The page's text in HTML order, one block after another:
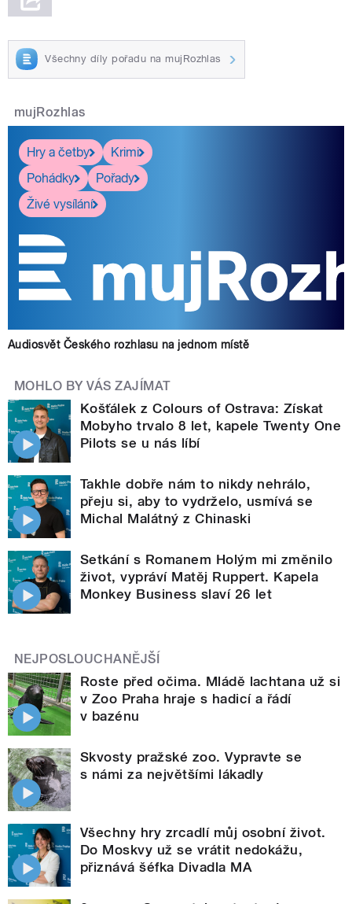
Všechny díly pořadu na mujRozhlas
mujRozhlas
Hry a četby
Krimi
Pohádky
Pořady
Živé vysílání
Audiosvět Českého rozhlasu na jednom místě
MOHLO BY VÁS ZAJÍMAT
Košťálek z Colours of Ostrava: Získat
Mobyho trvalo 8 let, kapele Twenty One
Pilots se u nás líbí
Takhle dobře nám to nikdy nehrálo,
přeju si, aby to vydrželo, usmívá se
Michal Malátný z Chinaski
Setkání s Romanem Holým mi změnilo
život, vypráví Matěj Ruppert. Kapela
Monkey Business slaví 26 let
NEJPOSLOUCHANĚJŠÍ
Roste před očima. Mládě lachtana už si
v Zoo Praha hraje s hadicí a řádí
v bazénu
Skvosty pražské zoo. Vypravte se
s námi za největšími lákadly
Všechny hry zrcadlí můj osobní život.
Do Moskvy už se vrátit nedokážu,
přiznává šéfka Divadla MA